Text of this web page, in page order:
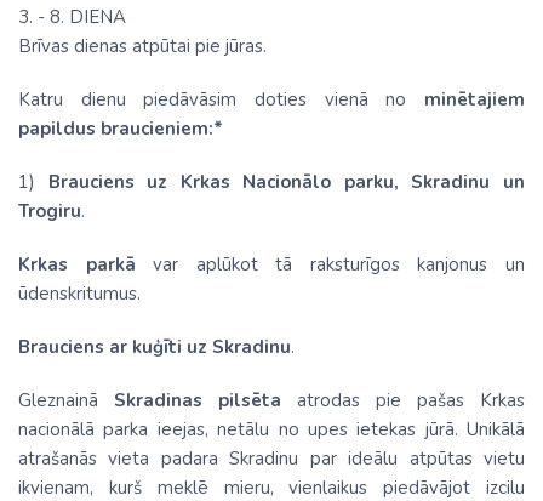
3. - 8. DIENA
Brīvas dienas atpūtai pie jūras.
Katru dienu piedāvāsim doties vienā no minētajiem
papildus braucieniem:*
1) Brauciens uz Krkas Nacionālo parku, Skradinu un
Trogiru.
Krkas parkāvar aplūkot tā raksturīgos kanjonus un
ūdenskritumus.
Brauciens ar kuģīti uz Skradinu.
Gleznainā Skradinas pilsēta atrodas pie pašas Krkas
nacionālā parka ieejas, netālu no upes ietekas jūrā. Unikālā
atrašanās vieta padara Skradinu par ideālu atpūtas vietu
ikvienam, kurš meklē mieru, vienlaikus piedāvājot izcilu